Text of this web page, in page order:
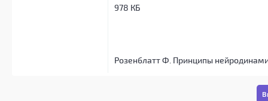
978 КБ
Розенблатт Ф. Принципы